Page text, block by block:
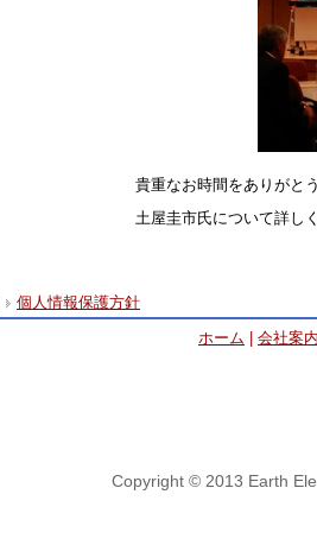
貴重なお時間をありがと
土屋圭市氏について詳し
個人情報保護方針
ホーム | 会社案
Copyright © 2013 Earth